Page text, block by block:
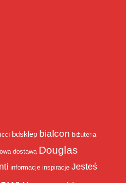
bdsklep bialcon biżuteria
dostawa Douglas
informacje inspiracje Jesteś